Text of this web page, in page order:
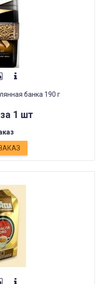
банка 190 г
1 шт